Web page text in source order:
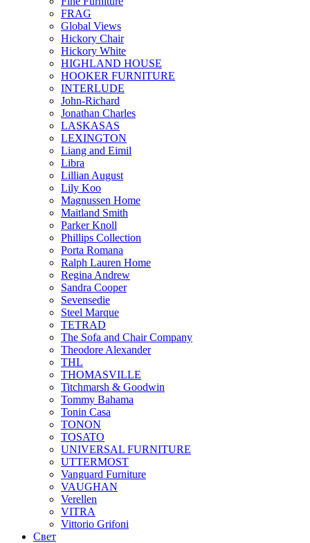
FRAG
Global Views
Hickory Chair
Hickory White
HIGHLAND HOUSE
HOOKER FURNITURE
INTERLUDE
John-Richard
Jonathan Charles
LASKASAS
LEXINGTON
Liang and Eimil
Libra
Lillian August
Lily Koo
Magnussen Home
Maitland Smith
Parker Knoll
Phillips Collection
Porta Romana
Ralph Lauren Home
Regina Andrew
Sandra Cooper
Sevensedie
Steel Marque
TETRAD
The Sofa and Chair Company
Theodore Alexander
THL
THOMASVILLE
Titchmarsh & Goodwin
Tommy Bahama
Tonin Casa
TONON
TOSATO
UNIVERSAL FURNITURE
UTTERMOST
Vanguard Furniture
VAUGHAN
Verellen
VITRA
Vittorio Grifoni
Свет